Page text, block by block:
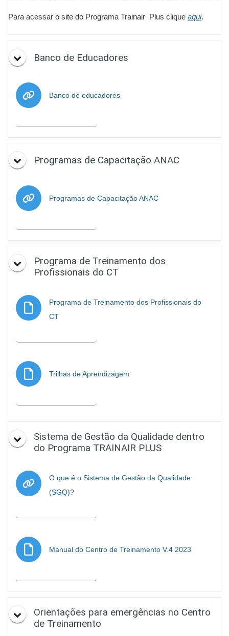
Para acessar o site do Programa Trainair Plus clique aqui.
Banco de Educadores
Banco de educadoresURL
Programas de Capacitação ANAC
Programas de Capacitação ANACURL
Programa de Treinamento dos
Profissionais do CT
Programa de Treinamento dos Profissionais do
CTArchivo
Trilhas de Aprendizagem
Sistema de Gestão da Qualidade dentro
do Programa TRAINAIR PLUS
O que é o Sistema de Gestão da Qualidade
(SGQ)?URL
Manual do Centro de Treinamento V.4 2023
Orientações para emergências no Centro
de Treinamento